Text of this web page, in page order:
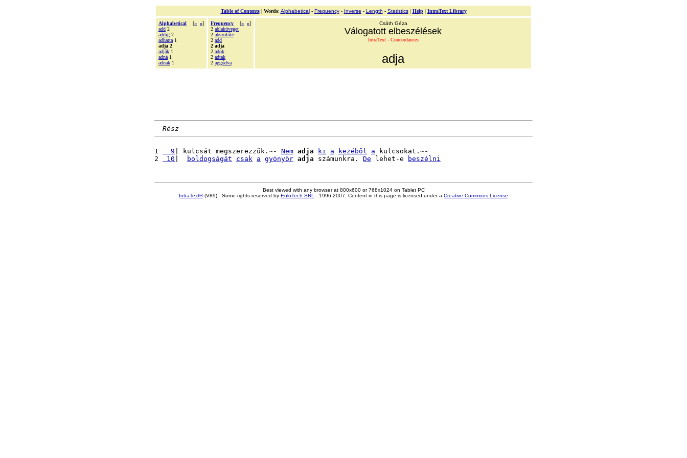
Table of Contents| Words: Alphabetical- Frequency- Inverse - Length - Statistics| Help| IntraText Library
Alphabetical [« »]
add 2
addig 7
adhatta 1
adja 2
adják 1
adná 1
adnak 1
Frequency [« »]
2 ablaküveget
2 abszolúte
2 add
2 adja
2 adok
2 adtak
2 aggódva
Csáth Géza
Válogatott elbeszélések
IntraText - Concordances
adja
Rész
1
  9
| kulcsát megszerezzük.~- Nem adja ki a kezébõl a kulcsokat.~-
2
10 boldogságát csak a gyönyör adja számunkra. De lehet-e beszélni
Best viewed with any browser at 800x600 or 768x1024 on Tablet PC
IntraText®(V89) - Some rights reserved by EuloTech SRL - 1996-2007. Content in this page is licensed under a Creative Commons License